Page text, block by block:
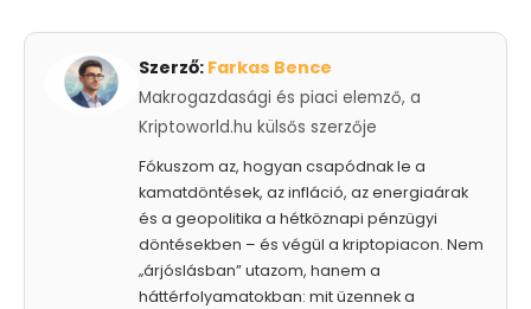
Szerző: Farkas Bence
Makrogazdasági és piaci elemző, a
Kriptoworld.hu külsős szerzője
Fókuszom az, hogyan csapódnak le a
kamatdöntések, az infláció, az energiaárak
és a geopolitika a hétköznapi pénzügyi
döntésekben – és végül a kriptopiacon. Nem
„árjóslásban” utazom, hanem a
háttérfolyamatokban: mit üzennek a